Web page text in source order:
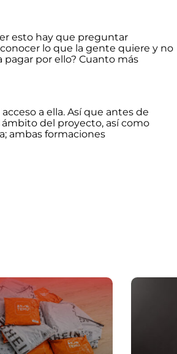
esto hay que preguntar
lo que la gente quiere y no
pagar por ello? Cuanto más
a ella. Así que antes de
del proyecto, así como
ambas formaciones